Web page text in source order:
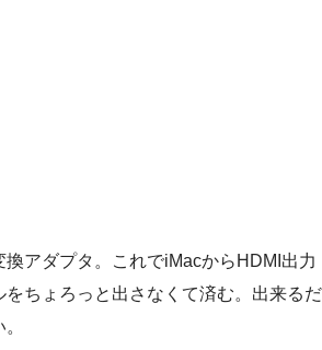
アダプタ。これでiMacからHDMI出力
をちょろっと出さなくて済む。出来るだ